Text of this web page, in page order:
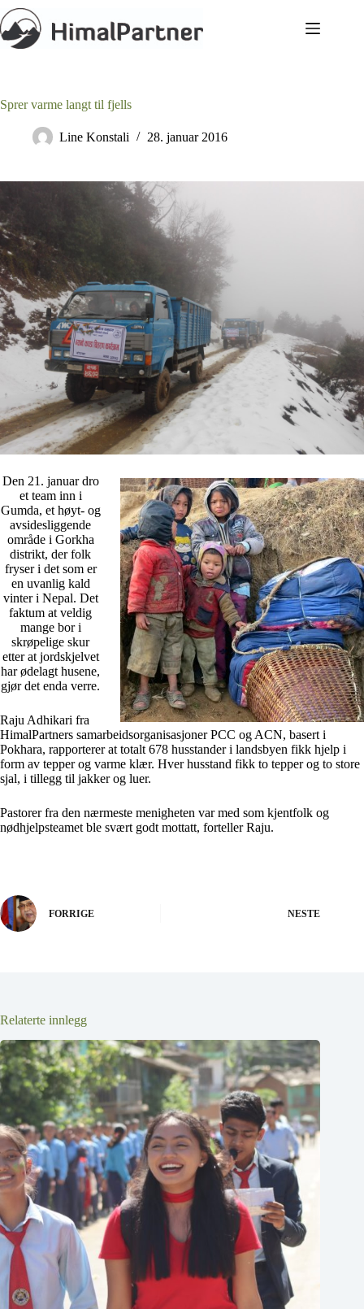
Hopp
til
innholdet
Sprer varme langt til fjells
Line Konstali 28. januar 2016
Den 21. januar dro
et team inn i
Gumda, et høyt- og
avsidesliggende
område i Gorkha
distrikt, der folk
fryser i det som er
en uvanlig kald
vinter i Nepal. Det
faktum at veldig
mange bor i
skrøpelige skur
etter at jordskjelvet
har ødelagt husene,
gjør det enda verre.
Raju Adhikari fra
HimalPartners samarbeidsorganisasjoner PCC og ACN, basert i
Pokhara, rapporterer at totalt 678 husstander i landsbyen fikk hjelp i
form av tepper og varme klær. Hver husstand fikk to tepper og to store
sjal, i tillegg til jakker og luer.
Pastorer fra den nærmeste menigheten var med som kjentfolk og
nødhjelpsteamet ble svært godt mottatt, forteller Raju.
FORRIGE NESTE
Relaterte innlegg